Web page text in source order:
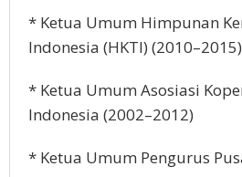
* Ketua Umum Himpunan
Indonesia (HKTI) (2010–2015)
* Ketua Umum Asosiasi
Indonesia (2002–2012)
* Ketua Umum Pengurus